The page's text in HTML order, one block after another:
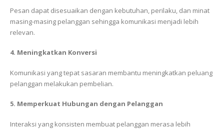
Pesan dapat disesuaikan dengan kebutuhan, perilaku, dan minat
masing-masing pelanggan sehingga komunikasi menjadi lebih
relevan.
4. Meningkatkan Konversi
Komunikasi yang tepat sasaran membantu meningkatkan peluang
pelanggan melakukan pembelian.
5. Memperkuat Hubungan dengan Pelanggan
Interaksi yang konsisten membuat pelanggan merasa lebih